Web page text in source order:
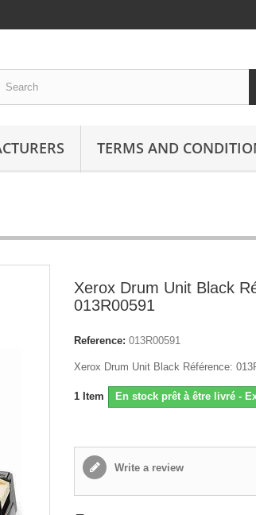
TERMS AND
Xerox Drum Unit Black
013R00591
Reference: 013R00591
Xerox Drum Unit Black Référence:
1 Item En stock prêt à être livré -
Write a review